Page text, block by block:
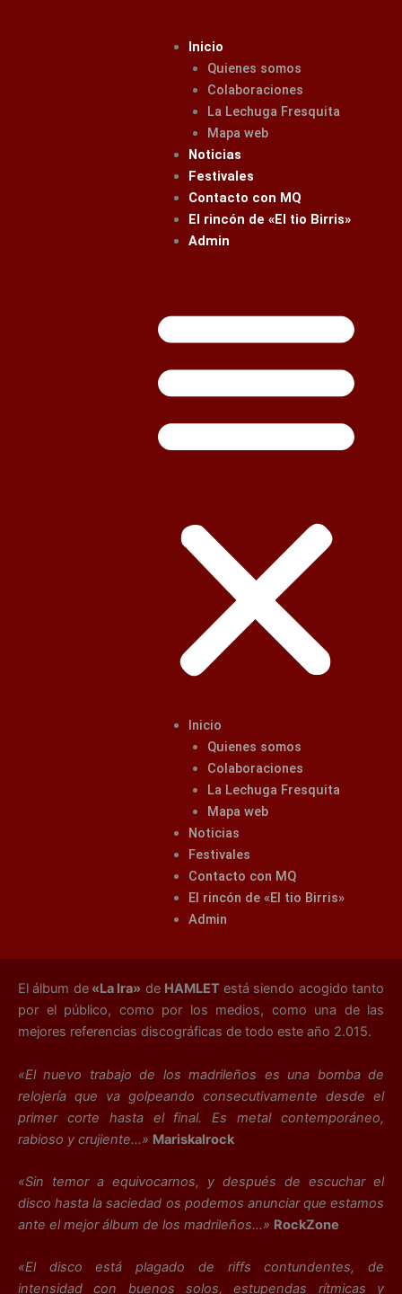
Inicio
Quienes somos
Colaboraciones
La Lechuga Fresquita
Mapa web
Noticias
Festivales
Contacto con MQ
El rincón de «El tio Birris»
Admin
Inicio
Quienes somos
Colaboraciones
La Lechuga Fresquita
Mapa web
Noticias
Festivales
Contacto con MQ
El rincón de «El tio Birris»
Admin
El álbum de «La Ira» de HAMLETestá siendo acogido tanto
por el público, como por los medios, como una de las
mejores referencias discográficas de todo este año 2.015.
«El nuevo trabajo de los madrileños es una bomba de
relojería que va golpeando consecutivamente desde el
primer corte hasta el final. Es metal contemporáneo,
rabioso y crujiente…» Mariskalrock
«Sin temor a equivocarnos, y después de escuchar el
disco hasta la saciedad os podemos anunciar que estamos
ante el mejor álbum de los madrileños…» RockZone
«El disco está plagado de riffs contundentes, de
intensidad con buenos solos, estupendas rítmicas y